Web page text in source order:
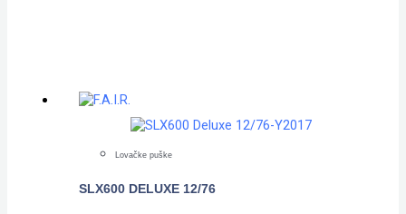
Lovačke puške
SLX600 DELUXE 12/76